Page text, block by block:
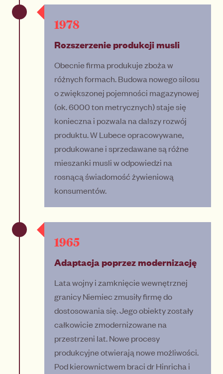
1978
Rozszerzenie produkcji musli
Obecnie firma produkuje zboża w
różnych formach. Budowa nowego silosu
o zwiększonej pojemności magazynowej
(ok. 6000 ton metrycznych) staje się
konieczna i pozwala na dalszy rozwój
produktu. W Lubece opracowywane,
produkowane i sprzedawane są różne
mieszanki musli w odpowiedzi na
rosnącą świadomość żywieniową
konsumentów.
1965
Adaptacja poprzez modernizację
Lata wojny i zamknięcie wewnętrznej
granicy Niemiec zmusiły firmę do
dostosowania się. Jego obiekty zostały
całkowicie zmodernizowane na
przestrzeni lat. Nowe procesy
produkcyjne otwierają nowe możliwości.
Pod kierownictwem braci dr Hinricha i